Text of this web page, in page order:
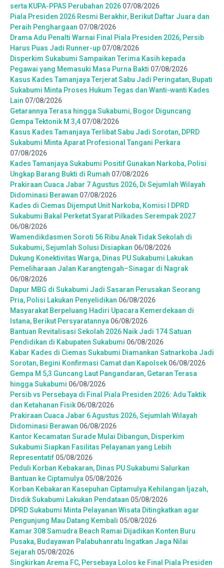
serta KUPA-PPAS Perubahan 2026 07/08/2026
Piala Presiden 2026 Resmi Berakhir, Berikut Daftar Juara dan
Peraih Penghargaan 07/08/2026
Drama Adu Penalti Warnai Final Piala Presiden 2026, Persib
Harus Puas Jadi Runner-up 07/08/2026
Disperkim Sukabumi Sampaikan Terima Kasih kepada
Pegawai yang Memasuki Masa Purna Bakti 07/08/2026
Kasus Kades Tamanjaya Terjerat Sabu Jadi Peringatan, Bupati
Sukabumi Minta Proses Hukum Tegas dan Wanti-wanti Kades
Lain 07/08/2026
Getarannya Terasa hingga Sukabumi, Bogor Diguncang
Gempa Tektonik M 3,4 07/08/2026
Kasus Kades Tamanjaya Terlibat Sabu Jadi Sorotan, DPRD
Sukabumi Minta Aparat Profesional Tangani Perkara
07/08/2026
Kades Tamanjaya Sukabumi Positif Gunakan Narkoba, Polisi
Ungkap Barang Bukti di Rumah 07/08/2026
Prakiraan Cuaca Jabar 7 Agustus 2026, Di Sejumlah Wilayah
Didominasi Berawan 07/08/2026
Kades di Ciemas Dijemput Unit Narkoba, Komisi I DPRD
Sukabumi Bakal Perketat Syarat Pilkades Serempak 2027
06/08/2026
Wamendikdasmen Soroti 56 Ribu Anak Tidak Sekolah di
Sukabumi, Sejumlah Solusi Disiapkan 06/08/2026
Dukung Konektivitas Warga, Dinas PU Sukabumi Lakukan
Pemeliharaan Jalan Karangtengah–Sinagar di Nagrak
06/08/2026
Dapur MBG di Sukabumi Jadi Sasaran Perusakan Seorang
Pria, Polisi Lakukan Penyelidikan 06/08/2026
Masyarakat Berpeluang Hadiri Upacara Kemerdekaan di
Istana, Berikut Persyaratannya 06/08/2026
Bantuan Revitalisasi Sekolah 2026 Naik Jadi 174 Satuan
Pendidikan di Kabupaten Sukabumi 06/08/2026
Kabar Kades di Ciemas Sukabumi Diamankan Satnarkoba Jadi
Sorotan, Begini Konfirmasi Camat dan Kapolsek 06/08/2026
Gempa M 5,3 Guncang Laut Pangandaran, Getaran Terasa
hingga Sukabumi 06/08/2026
Persib vs Persebaya di Final Piala Presiden 2026: Adu Taktik
dan Ketahanan Fisik 06/08/2026
Prakiraan Cuaca Jabar 6 Agustus 2026, Sejumlah Wilayah
Didominasi Berawan 06/08/2026
Kantor Kecamatan Surade Mulai Dibangun, Disperkim
Sukabumi Siapkan Fasilitas Pelayanan yang Lebih
Representatif 05/08/2026
Peduli Korban Kebakaran, Dinas PU Sukabumi Salurkan
Bantuan ke Ciptamulya 05/08/2026
Korban Kebakaran Kasepuhan Ciptamulya Kehilangan Ijazah,
Disdik Sukabumi Lakukan Pendataan 05/08/2026
DPRD Sukabumi Minta Pelayanan Wisata Ditingkatkan agar
Pengunjung Mau Datang Kembali 05/08/2026
Kamar 308 Samudra Beach Ramai Dijadikan Konten Buru
Pusaka, Budayawan Palabuhanratu Ingatkan Jaga Nilai
Sejarah 05/08/2026
Singkirkan Arema FC, Persebaya Lolos ke Final Piala Presiden